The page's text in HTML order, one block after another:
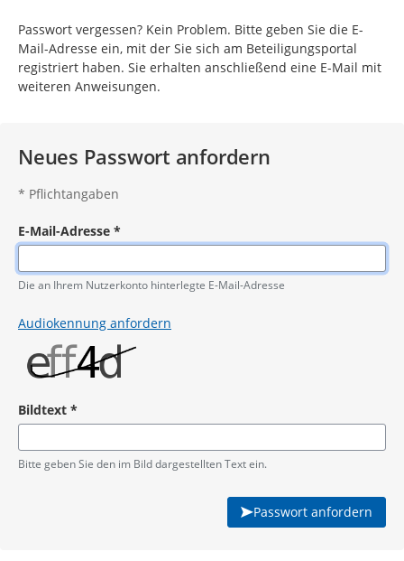
Passwort vergessen? Kein Problem. Bitte geben Sie die E-
Mail-Adresse ein, mit der Sie sich am Beteiligungsportal
registriert haben. Sie erhalten anschließend eine E-Mail mit
weiteren Anweisungen.
Neues Passwort anfordern
* Pflichtangaben
E-Mail-Adresse *
Pflichtangabe
Die an Ihrem Nutzerkonto hinterlegte E-Mail-Adresse
Audiokennung anfordern
Bildtext *
Pflichtangabe
Bitte geben Sie den im Bild dargestellten Text ein.
Passwort anfordern